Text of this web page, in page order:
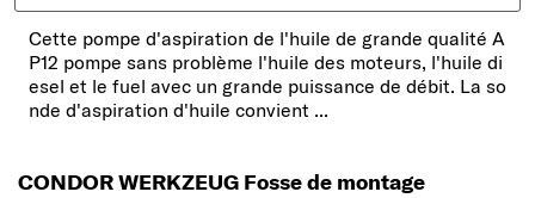
Cette pompe d'aspiration de l'huile de grande qualité A
P12 pompe sans problème l'huile des moteurs, l'huile di
esel et le fuel avec un grande puissance de débit. La so
nde d'aspiration d'huile convient ...
CONDOR WERKZEUG Fosse de montage